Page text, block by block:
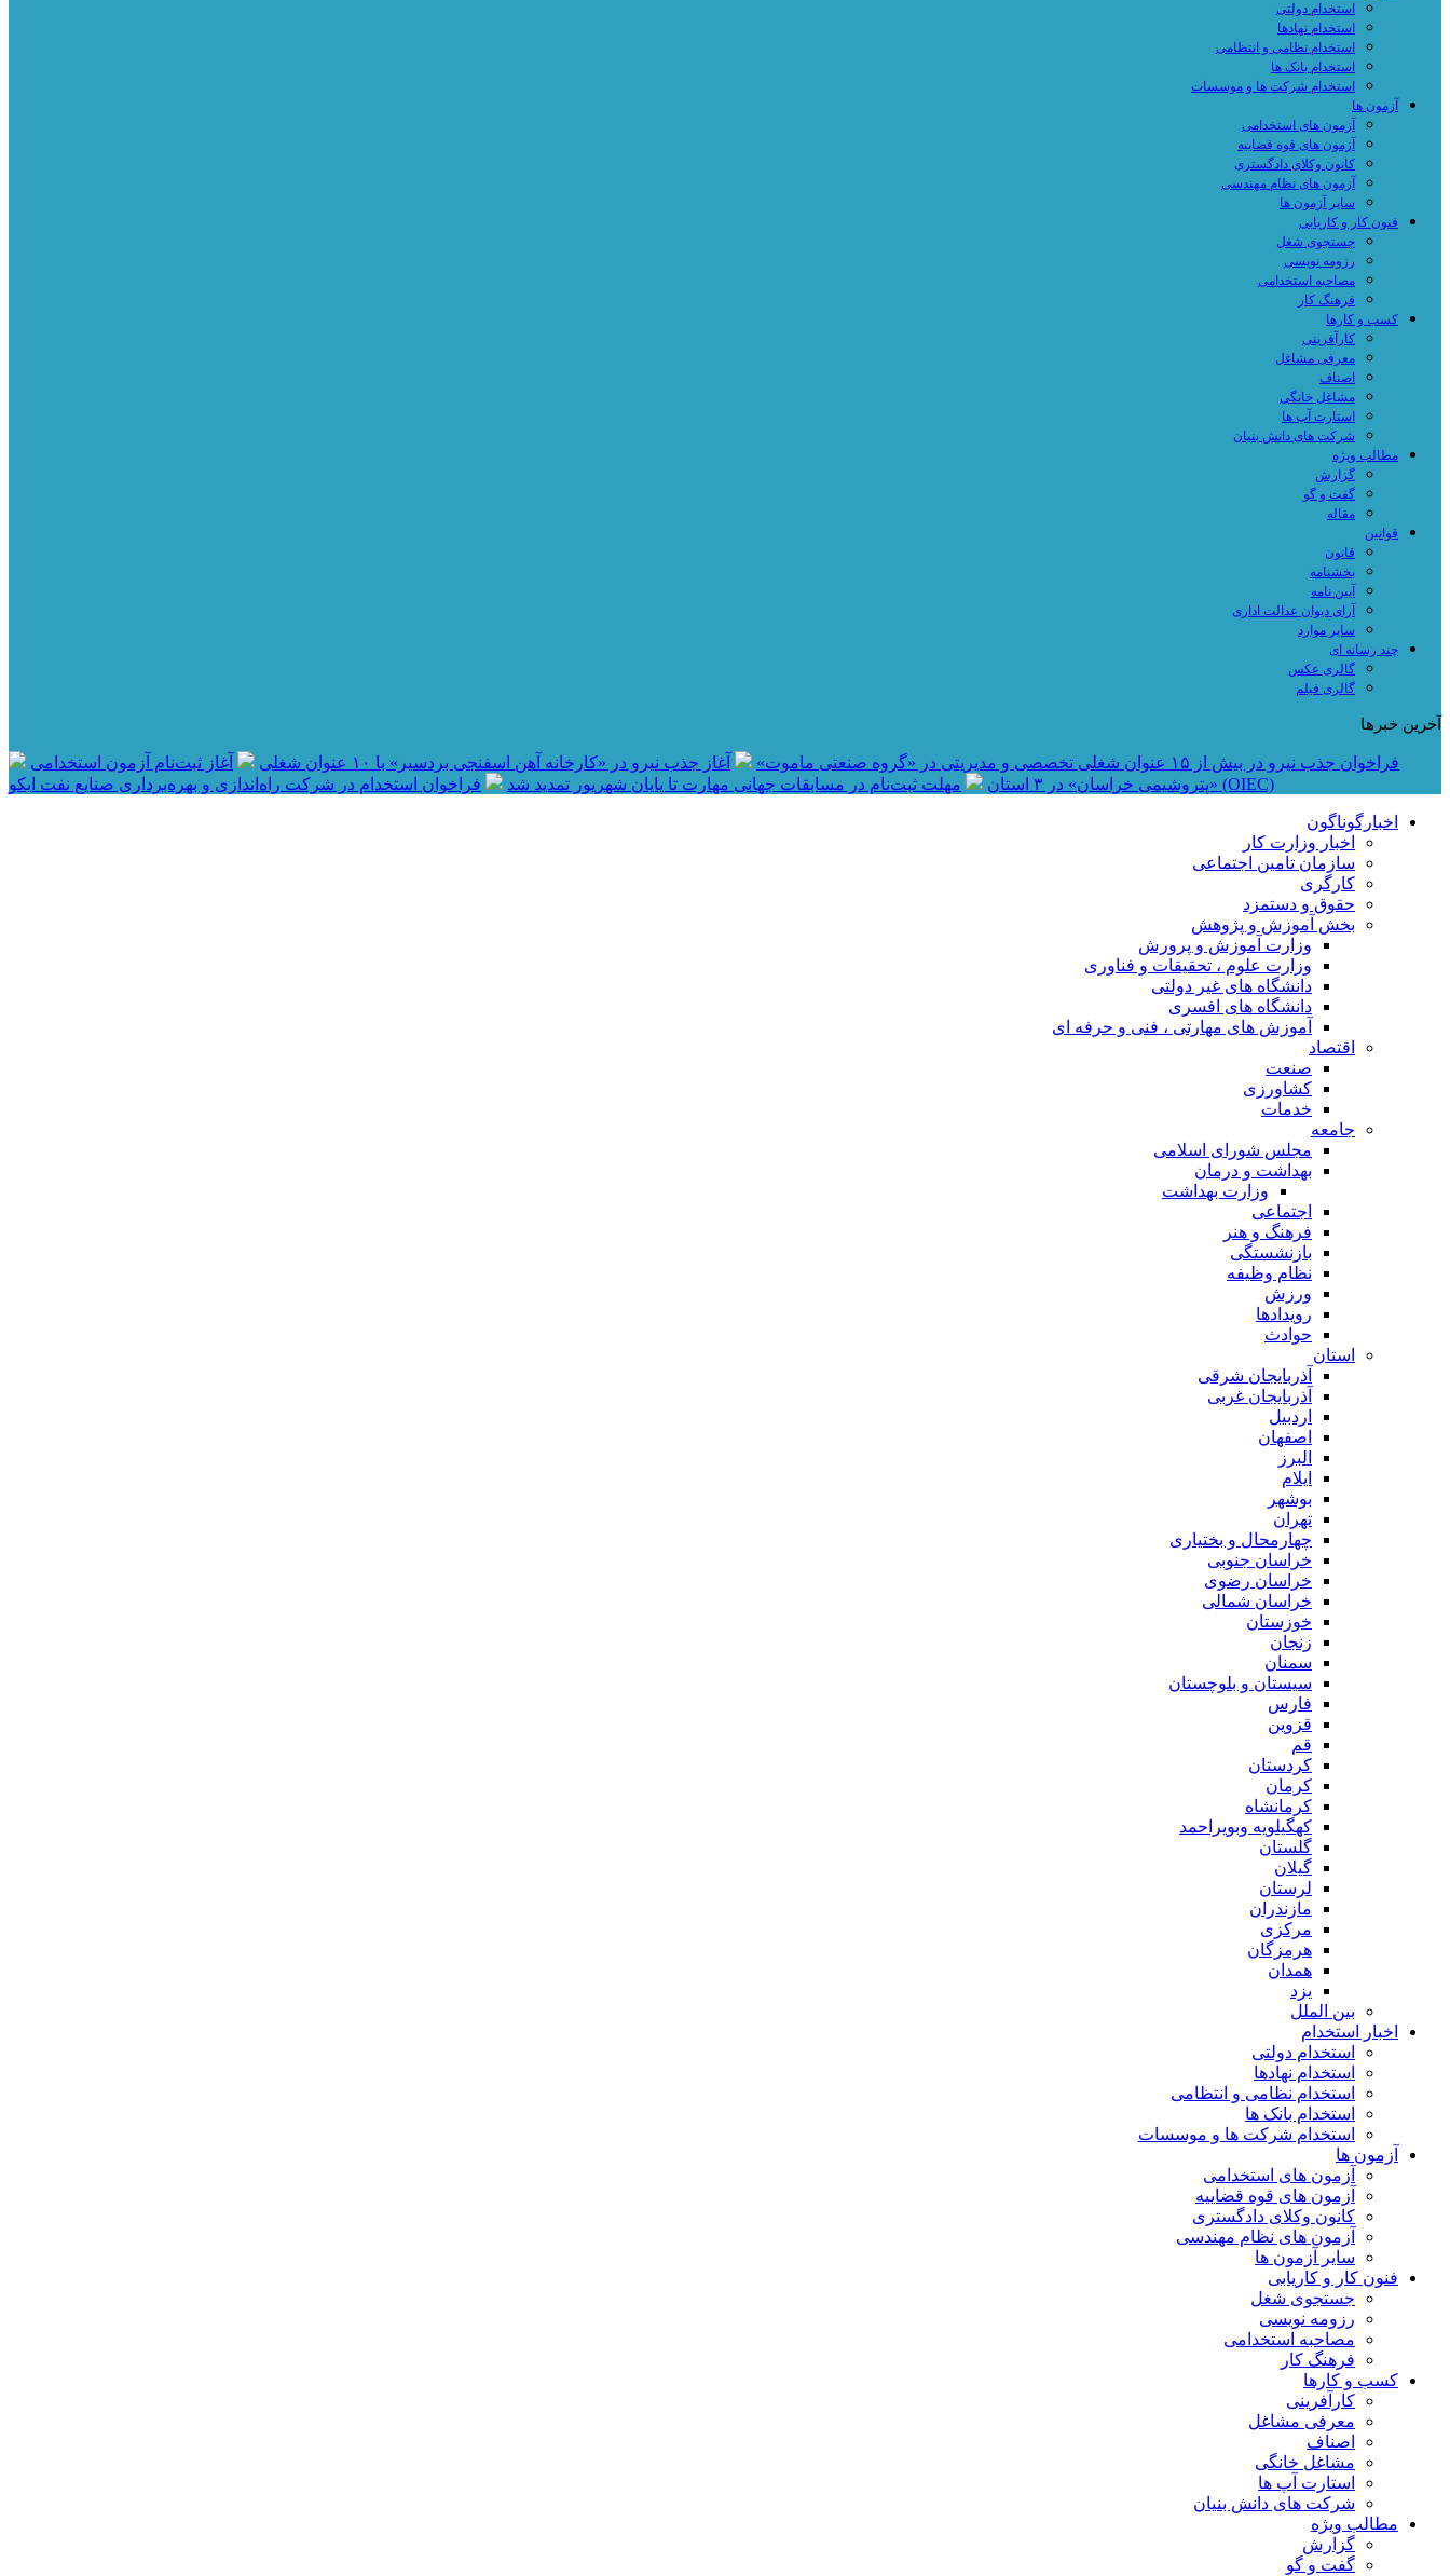
استخدام دولتی
استخدام نهادها
استخدام نظامی و انتظامی
استخدام بانک ها
استخدام شرکت ها و موسسات
آزمون ها
آزمون های استخدامی
آزمون های قوه قضاییه
کانون وکلای دادگستری
آزمون های نظام مهندسی
سایر آزمون ها
فنون کار و کاریابی
جستجوی شغل
رزومه نویسی
مصاحبه استخدامی
فرهنگ کار
کسب و کارها
کارآفرینی
معرفی مشاغل
اصناف
مشاغل خانگی
استارت آپ ها
شرکت های دانش بنیان
مطالب ویژه
گزارش
گفت و گو
مقاله
قوانین
قانون
بخشنامه
آیین نامه
آرای دیوان عدالت اداری
سایر موارد
چند رسانه ای
گالری عکس
گالری فیلم
آخرین خبرها
فراخوان جذب نیرو در بیش از ۱۵ عنوان شغلی تخصصی و مدیریتی در «گروه صنعتی ماموت» آغاز جذب نیرو در «کارخانه آهن اسفنجی بردسیر» با ۱۰ عنوان شغلی
آغاز ثبت‌نام آزمون استخدامی
«پتروشیمی خراسان» در ۳ استان
مهلت ثبت‌نام در مسابقات جهانی مهارت تا پایان شهریور تمدید شد فراخوان استخدام در شرکت راه‌اندازی و بهره‌برداری صنایع نفت ایکو (OIEC)
اخبارگوناگون
اخبار وزارت کار
سازمان تامین اجتماعی
کارگری
حقوق و دستمزد
بخش آموزش و پژوهش
وزارت آموزش و پرورش
وزارت علوم ، تحقیقات و فناوری
دانشگاه های غیر دولتی
دانشگاه های افسری
آموزش های مهارتی ، فنی و حرفه ای
اقتصاد
صنعت
کشاورزی
خدمات
جامعه
مجلس شورای اسلامی
بهداشت و درمان
وزارت بهداشت
اجتماعی
فرهنگ و هنر
بازنشستگی
نظام وظیفه
ورزش
رویدادها
حوادث
استان
آذربایجان شرقی
آذربایجان غربی
اردبیل
اصفهان
البرز
ایلام
بوشهر
تهران
چهارمحال و بختیاری
خراسان جنوبی
خراسان رضوی
خراسان شمالی
خوزستان
زنجان
سمنان
سیستان و بلوچستان
فارس
قزوین
قم
کردستان
کرمان
کرمانشاه
کهگیلویه وبویراحمد
گلستان
گیلان
لرستان
مازندران
مرکزی
هرمزگان
همدان
یزد
بین الملل
اخبار استخدام
استخدام دولتی
استخدام نهادها
استخدام نظامی و انتظامی
استخدام بانک ها
استخدام شرکت ها و موسسات
آزمون ها
آزمون های استخدامی
آزمون های قوه قضاییه
کانون وکلای دادگستری
آزمون های نظام مهندسی
سایر آزمون ها
فنون کار و کاریابی
جستجوی شغل
رزومه نویسی
مصاحبه استخدامی
فرهنگ کار
کسب و کارها
کارآفرینی
معرفی مشاغل
اصناف
مشاغل خانگی
استارت آپ ها
شرکت های دانش بنیان
مطالب ویژه
گزارش
گفت و گو